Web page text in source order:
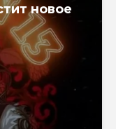
новое